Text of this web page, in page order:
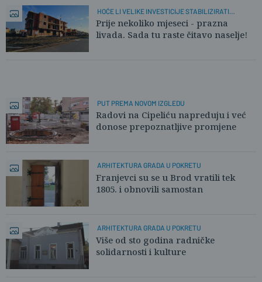
HOĆE LI VELIKE INVESTICIJE STABILIZIRATI
CIJENE?
Prije nekoliko mjeseci - prazna
livada. Sada tu raste čitavo naselje!
PUT PREMA NOVOM IZGLEDU
Radovi na Cipeliću napreduju i već
donose prepoznatljive promjene
ARHITEKTURA GRADA U POKRETU
Franjevci su se u Brod vratili tek
1805. i obnovili samostan
ARHITEKTURA GRADA U POKRETU
Više od sto godina radničke
solidarnosti i kulture